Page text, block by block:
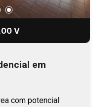
V
em
com potencial